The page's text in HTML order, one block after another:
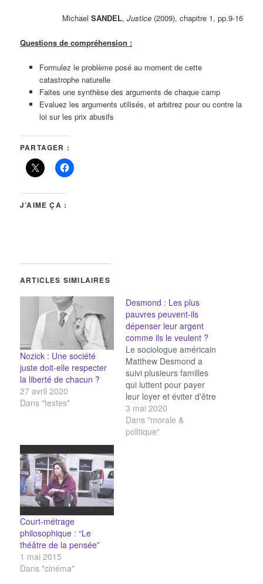
Michael SANDEL, Justice(2009), chapitre 1, pp.9-16
Questions de compréhension :
Formulez le problème posé au moment de cette
catastrophe naturelle
Faites une synthèse des arguments de chaque camp
Evaluez les arguments utilisés, et arbitrez pour ou contre la
loi sur les prix abusifs
PARTAGER :
J’AIME ÇA :
ARTICLES SIMILAIRES
Nozick : Une société
juste doit-elle respecter
la liberté de chacun ?
27 avril 2020
Dans "textes"
Desmond : Les plus
pauvres peuvent-ils
dépenser leur argent
comme ils le veulent ?
Le sociologue américain
Matthew Desmond a
suivi plusieurs familles
qui luttent pour payer
leur loyer et éviter d'être
expulsées pendant la
crise financière de 2007-
2008, dans des quartiers
3 mai 2020
Dans "morale &
politique"
Court-métrage
philosophique : “Le
théâtre de la pensée”
1 mai 2015
Dans "cinéma"